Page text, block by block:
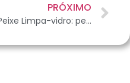
PRÓXIMO
Peixe Limpa-vidro: pet companheiro na hora da faxina